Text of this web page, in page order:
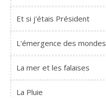
Et si j'étais Président
L'émergence des mondes
La mer et les falaises
La Pluie